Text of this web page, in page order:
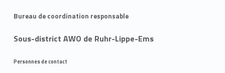
Bureau de coordination responsable
Sous-district AWO de Ruhr-Lippe-Ems
Personnes de contact